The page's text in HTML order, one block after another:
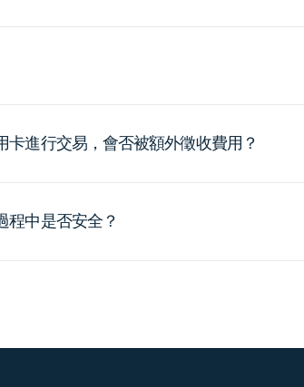
進行交易，會否被額外徵收費用？
程中是否安全？